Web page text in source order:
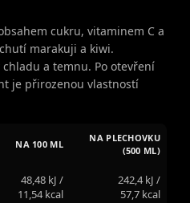
cukru, vitaminem C a
marakuji a kiwi.
chladu a temnu. Po otevření
je přirozenou vlastností
NA 100 ML
NA PLECHOVKU
(500 ML)
48,48 kJ /
11,54 kcal
242,4 kJ /
57,7 kcal